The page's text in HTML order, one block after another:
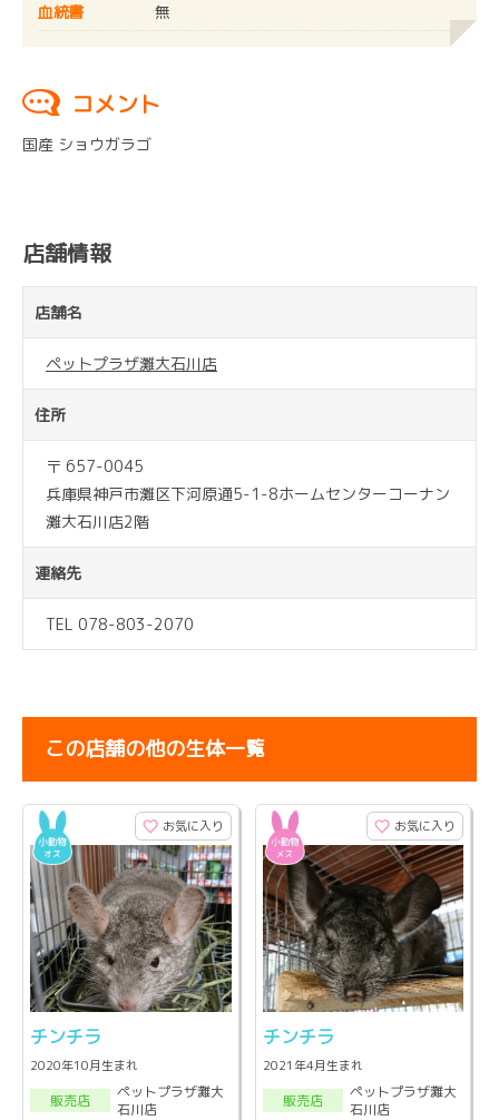
血統書
無
コメント
国産 ショウガラゴ
店舗情報
店舗名
ペットプラザ灘大石川店
住所
〒 657-0045
兵庫県神戸市灘区下河原通5-1-8ホームセンターコーナン
灘大石川店2階
連絡先
TEL 078-803-2070
この店舗の他の生体一覧
お気に入り
チンチラ
2020年10月生まれ
販売店
ペットプラザ灘大
石川店
お気に入り
チンチラ
2021年4月生まれ
販売店
ペットプラザ灘大
石川店